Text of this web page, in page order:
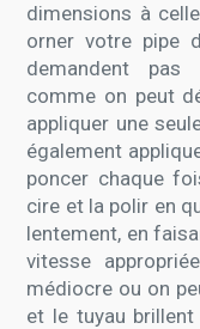
dimensions à
orner votre pipe
demandent pas
comme on peut
appliquer une
également
poncer chaque
cire et la polir en
lentement, en
vitesse
médiocre ou on
et le tuyau